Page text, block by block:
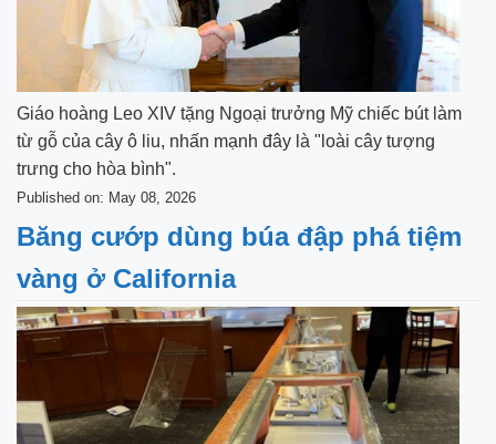
Giáo hoàng Leo XIV tặng Ngoại trưởng Mỹ chiếc bút làm
từ gỗ của cây ô liu, nhấn mạnh đây là "loài cây tượng
trưng cho hòa bình".
Published on: May 08, 2026
Băng cướp dùng búa đập phá tiệm
vàng ở California